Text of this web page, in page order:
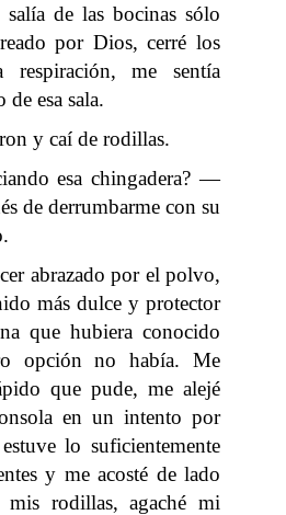
de las bocinas sólo
por Dios, cerré los
me sentía
esa sala.
y caí de rodillas.
esa chingadera? —
de derrumbarme con su
abrazado por el polvo,
más dulce y protector
que hubiera conocido
opción no había. Me
que pude, me alejé
en un intento por
lo suficientemente
y me acosté de lado
mis rodillas, agaché mi